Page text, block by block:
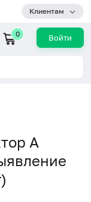
Клиентам
0 Войти
А